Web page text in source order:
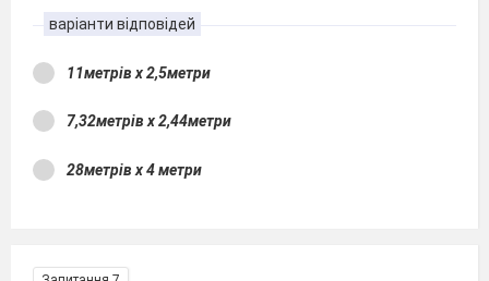
варіанти відповідей
11метрів х 2,5метри
7,32метрів х 2,44метри
28метрів х 4 метри